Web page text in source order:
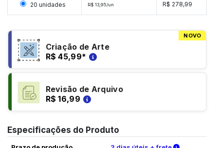
Selecionar 20 unidades
20 unidades R$ 13,95/un R$ 278,99
NOVO
Criação de Arte
R$ 45,99*
Revisão de Arquivo
R$ 16,99
Especificações do Produto